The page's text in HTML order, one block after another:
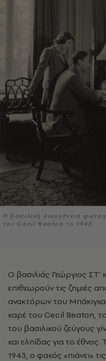
Η βασιλική οικογένεια
τον Cecil Beaton το 1943
Ο βασιλιάς Γεώργιος ΣΤ’ και η βασίλισσα Ελισάβετ
επιθεωρούν τις ζημιές
ανακτόρων του
καρέ του Cecil Beaton,
του βασιλικού ζεύγους
και ελπίδας για το
1943, ο φακός «πιάνει»